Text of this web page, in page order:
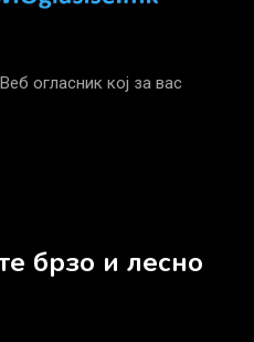
огласник кој за вас
брзо и лесно